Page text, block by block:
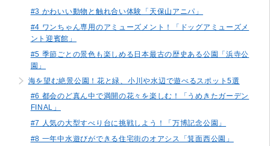
#3 かわいい動物と触れ合い体験「天保山アニパ」
#4 ワンちゃん専用のアミューズメント！「ドッグアミューズメ
ント迎賓館」
#5 季節ごとの景色も楽しめる日本最古の歴史ある公園「浜寺公
園」
海を望む絶景公園！花と緑、小川や水辺で遊べるスポット5選
#6 都会のど真ん中で満開の花々を楽しむ！「うめきたガーデン
FINAL」
#7 人気の大型すべり台に挑戦しよう！「万博記念公園」
#8 一年中水遊びができる住宅街のオアシス「箕面西公園」